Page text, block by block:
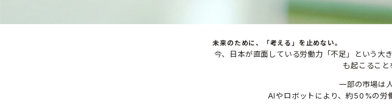
未来のために、「考える」を止めない。
今、日本が直面している労働力「不足」という大
も起こること
一部の市場は
AIやロボットにより、約50%の労